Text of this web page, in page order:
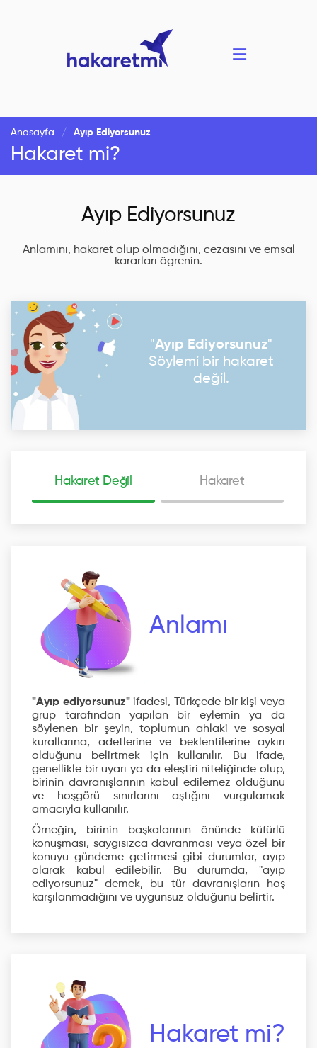
Anasayfa Ayıp Ediyorsunuz
Hakaret mi?
Ayıp Ediyorsunuz
Anlamını, hakaret olup olmadığını, cezasını ve emsal
kararları ögrenin.
"Ayıp Ediyorsunuz"
Söylemi bir hakaret
değil.
Hakaret Değil Hakaret
Anlamı
"Ayıp ediyorsunuz"ifadesi, Türkçede bir kişi veya
grup tarafından yapılan bir eylemin ya da
söylenen bir şeyin, toplumun ahlaki ve sosyal
kurallarına, adetlerine ve beklentilerine aykırı
olduğunu belirtmek için kullanılır. Bu ifade,
genellikle bir uyarı ya da eleştiri niteliğinde olup,
birinin davranışlarının kabul edilemez olduğunu
ve hoşgörü sınırlarını aştığını vurgulamak
amacıyla kullanılır.
Örneğin, birinin başkalarının önünde küfürlü
konuşması, saygısızca davranması veya özel bir
konuyu gündeme getirmesi gibi durumlar, ayıp
olarak kabul edilebilir. Bu durumda, "ayıp
ediyorsunuz" demek, bu tür davranışların hoş
karşılanmadığını ve uygunsuz olduğunu belirtir.
Hakaret mi?